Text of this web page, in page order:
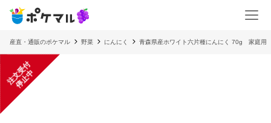
産直・通販のポケマル 野菜 にんにく 青森県産ホワイト六片種にんにく 70g 家庭用
注
文
受
付
停
止
中